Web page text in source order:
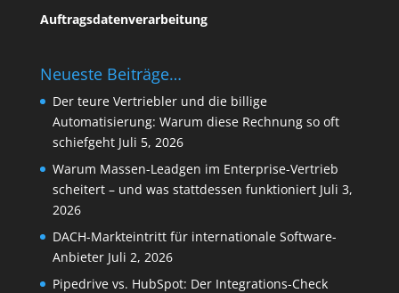
Auftragsdatenverarbeitung
Neueste Beiträge…
Der teure Vertriebler und die billige
Automatisierung: Warum diese Rechnung so oft
schiefgeht Juli 5, 2026
Warum Massen-Leadgen im Enterprise-Vertrieb
scheitert – und was stattdessen funktioniert Juli 3,
2026
DACH-Markteintritt für internationale Software-
Anbieter Juli 2, 2026
Pipedrive vs. HubSpot: Der Integrations-Check